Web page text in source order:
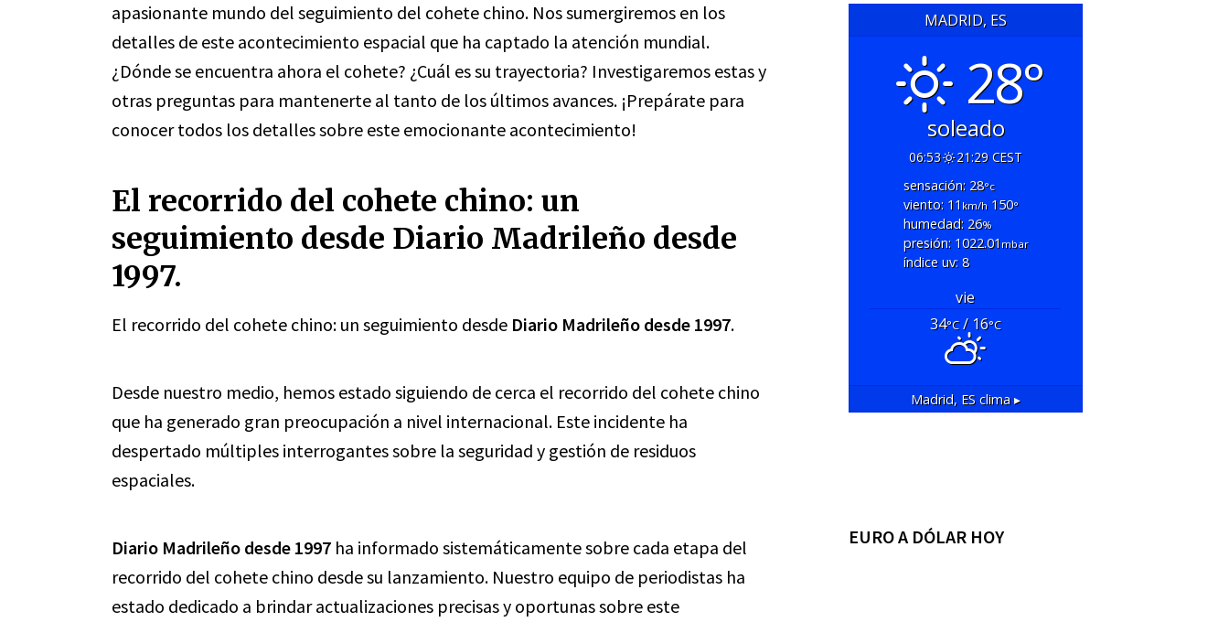
apasionante mundo del seguimiento del cohete chino. Nos sumergiremos en los
detalles de este acontecimiento espacial que ha captado la atención mundial.
¿Dónde se encuentra ahora el cohete? ¿Cuál es su trayectoria? Investigaremos estas y
otras preguntas para mantenerte al tanto de los últimos avances. ¡Prepárate para
conocer todos los detalles sobre este emocionante acontecimiento!
El recorrido del cohete chino: un
seguimiento desde Diario Madrileño desde
1997.
El recorrido del cohete chino: un seguimiento desde Diario Madrileño desde 1997.
Desde nuestro medio, hemos estado siguiendo de cerca el recorrido del cohete chino
que ha generado gran preocupación a nivel internacional. Este incidente ha
despertado múltiples interrogantes sobre la seguridad y gestión de residuos
espaciales.
Diario Madrileño desde 1997 ha informado sistemáticamente sobre cada etapa del
recorrido del cohete chino desde su lanzamiento. Nuestro equipo de periodistas ha
estado dedicado a brindar actualizaciones precisas y oportunas sobre este
MADRID, ES
28°
soleado
06:53
21:29 CEST
sensación: 28°c
viento: 11 km/h150°
humedad: 26%
presión: 1022.01 mbar
índice uv: 8
vie
34°C/ 16°C
Madrid, ES clima ▸
EURO A DÓLAR HOY